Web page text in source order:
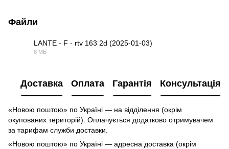
Файли
LANTE - F - rtv 163 2d (2025-01-03)
8 МБ
Доставка Оплата Гарантія Консультація
«Новою поштою» по Україні — на відділення (окрім
окупованих територій). Оплачується додатково отримувачем
за тарифам служби доставки.
«Новою поштою» по Україні — адресна доставка (окрім